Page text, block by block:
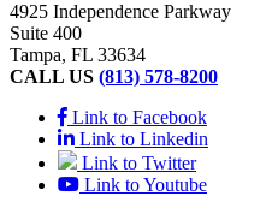
4925 Independence Parkway
Suite 400
Tampa, FL 33634
CALL US (813) 578-8200
Link to Facebook
Link to Linkedin
Link to Twitter
Link to Youtube